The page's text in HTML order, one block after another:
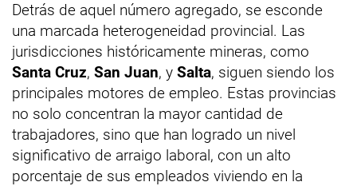
Detrás de aquel número agregado, se esconde
una marcada heterogeneidad provincial. Las
jurisdicciones históricamente mineras, como
Santa Cruz, San Juan, y Salta, siguen siendo los
principales motores de empleo. Estas provincias
no solo concentran la mayor cantidad de
trabajadores, sino que han logrado un nivel
significativo de arraigo laboral, con un alto
porcentaje de sus empleados viviendo en la